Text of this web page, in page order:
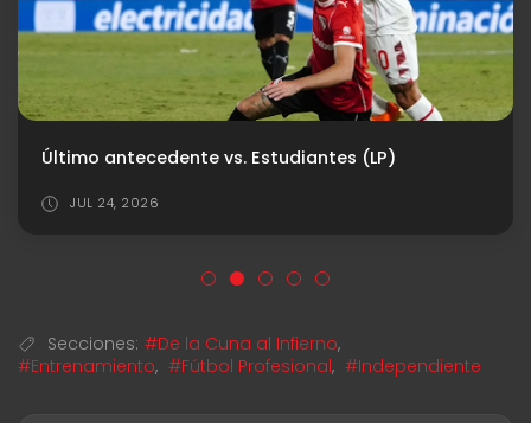
Último antecedente vs. Estudiantes (LP)
JUL 24, 2026
Secciones: #De la Cuna al Infierno,
#Entrenamiento, #Fútbol Profesional, #Independiente